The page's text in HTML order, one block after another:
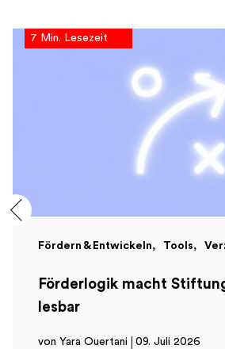
7 Min. Lesezeit
Fördern & Entwickeln Tools
Förderlogik macht
lesbar
von Yara Ouertani 09. Juli 2026